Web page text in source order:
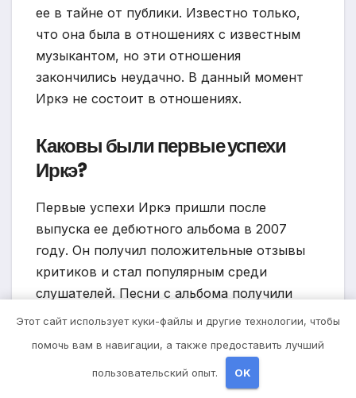
ее в тайне от публики. Известно только,
что она была в отношениях с известным
музыкантом, но эти отношения
закончились неудачно. В данный момент
Иркэ не состоит в отношениях.
Каковы были первые успехи
Иркэ?
Первые успехи Иркэ пришли после
выпуска ее дебютного альбома в 2007
году. Он получил положительные отзывы
критиков и стал популярным среди
слушателей. Песни с альбома получили
широкое радиоэфирное вещание, а Иркэ
Этот сайт использует куки-файлы и другие технологии, чтобы
помочь вам в навигации, а также предоставить лучший
пользовательский опыт. OK